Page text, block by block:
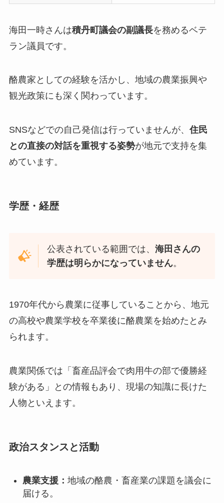
海田一時さんは積丹町議会の副議長を務めるベテ
ラン議員です。
酪農家としての経験を活かし、地域の農業振興や
観光政策にも深く関わっています。
SNSなどでの自己発信は行っていませんが、 住民
との直接の対話を重視する姿勢が地元で支持を集
めています。
学歴・経歴
公表されている範囲では、海田さんの
学歴は明らかになっていません。
1970年代から農業に従事していることから、地元
の高校や農業学校を卒業後に酪農業を始めたとみ
られます。
農業関係では「畜産品評会で肉用牛の部で優勝経
験がある」との情報もあり、現場の知識に長けた
人物といえます。
政治スタンスと活動
農業支援： 地域の酪農・畜産業の課題を議会に
届ける。